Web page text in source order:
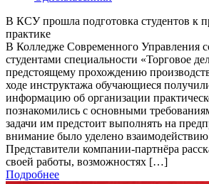
В КСУ прошла подготовка студентов к
практике
В Колледже Современного Управления
студентами специальности «Торговое
предстоящему прохождению
ходе инструктажа обучающиеся
информацию об организации
познакомились с основными
задачи им предстоит выполнять на
внимание было уделено взаимодействию
Представители компании-партнёра
своей работы, возможностях […]
Подробнее